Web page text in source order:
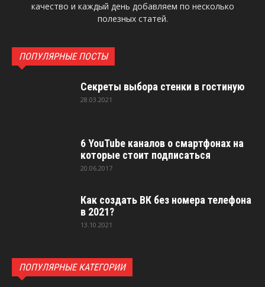
качество и каждый день добавляем по несколько
полезных статей.
ПОПУЛЯРНЫЕ ПОСТЫ
Секреты выбора стенки в гостиную
28.03.2021
6 YouTube каналов о смартфонах на
которые стоит подписаться
20.06.2017
Как создать ВК без номера телефона
в 2021?
13.10.2021
ПОПУЛЯРНЫЕ КАТЕГОРИИ